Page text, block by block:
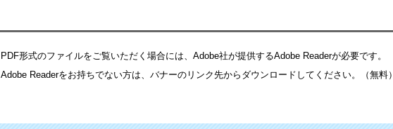
PDF形式のファイルをご覧いただく場合には、Adobe社が提供するAdobe Readerが必要です。
Adobe Readerをお持ちでない方は、バナーのリンク先からダウンロードしてください。（無料）